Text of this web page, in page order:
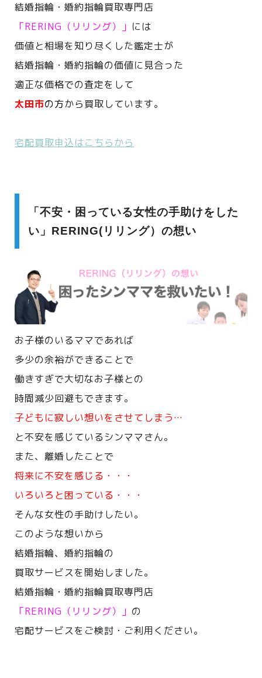
結婚指輪・婚約指輪買取専門店
「RERING（リリング）」 には
価値と相場を知り尽くした鑑定士が
結婚指輪・婚約指輪の価値に見合った
適正な価格での査定をして
太田市の方から買取しています。
宅配買取申込はこちらから
「不安・困っている女性の手助けをした
い」RERING(リリング）の想い
お子様のいるママであれば
多少の余裕ができることで
働きすぎで大切なお子様との
時間減少回避もできます。
子どもに寂しい想いをさせてしまう…
と不安を感じているシンママさん。
また、離婚したことで
将来に不安を感じる・・・
いろいろと困っている・・・
そんな女性の手助けしたい。
このような想いから
結婚指輪、婚約指輪の
買取サービスを開始しました。
結婚指輪・婚約指輪買取専門店
「RERING（リリング）」 の
宅配サービスをご検討・ご利用ください。